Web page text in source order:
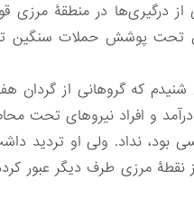
درگیری‌ها در منطقۀ مرزی
پوشش حملات سنگین
شنیدم که گروهانی از
و افراد نیروهای تحت
بود، نداد. ولی او تردید
نقطۀ مرزی طرف دیگر عبور